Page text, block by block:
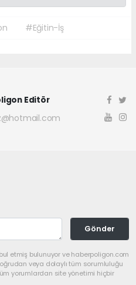
#Eğitin-İş
Editör
Gönder
etmiş bulunuyor ve haberpoligon.com
veya dolaylı tüm sorumluluğu
yorumlardan site yönetimi hiçbir